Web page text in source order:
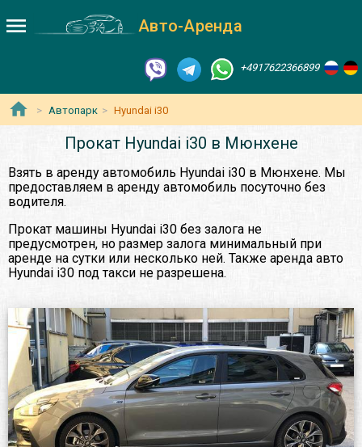
Авто-Аренда
+4917622366899
Автопарк Hyundai i30
Прокат Hyundai i30 в Мюнхене
Взять в аренду автомобиль Hyundai i30 в Мюнхене. Мы
предоставляем в аренду автомобиль посуточно без
водителя.
Прокат машины Hyundai i30 без залога не
предусмотрен, но размер залога минимальный при
аренде на сутки или несколько ней. Также аренда авто
Hyundai i30 под такси не разрешена.